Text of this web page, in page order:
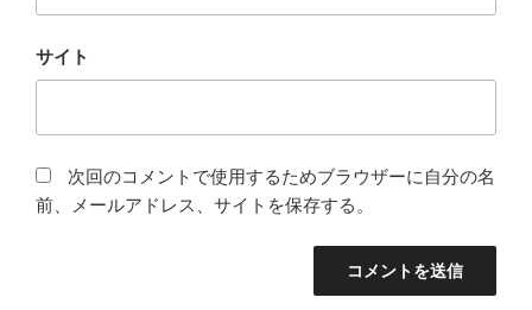
サイト
次回のコメントで使用するためブラウザーに自分の名
前、メールアドレス、サイトを保存する。